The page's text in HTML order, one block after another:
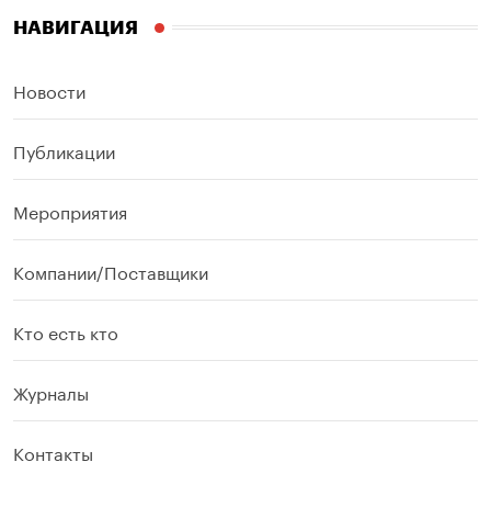
НАВИГАЦИЯ
Новости
Публикации
Мероприятия
Компании/Поставщики
Кто есть кто
Журналы
Контакты